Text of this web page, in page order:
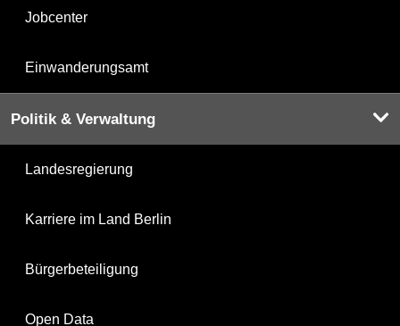
Jobcenter
Einwanderungsamt
Politik & Verwaltung
Landesregierung
Karriere im Land Berlin
Bürgerbeteiligung
Open Data